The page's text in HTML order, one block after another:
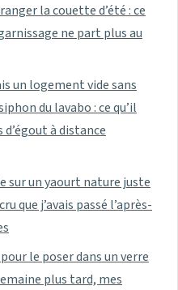
la couette d’été : ce
ne part plus au
un logement vide sans
du lavabo : ce qu’il
à distance
sur un yaourt nature juste
que j’avais passé l’après-
le poser dans un verre
plus tard, mes